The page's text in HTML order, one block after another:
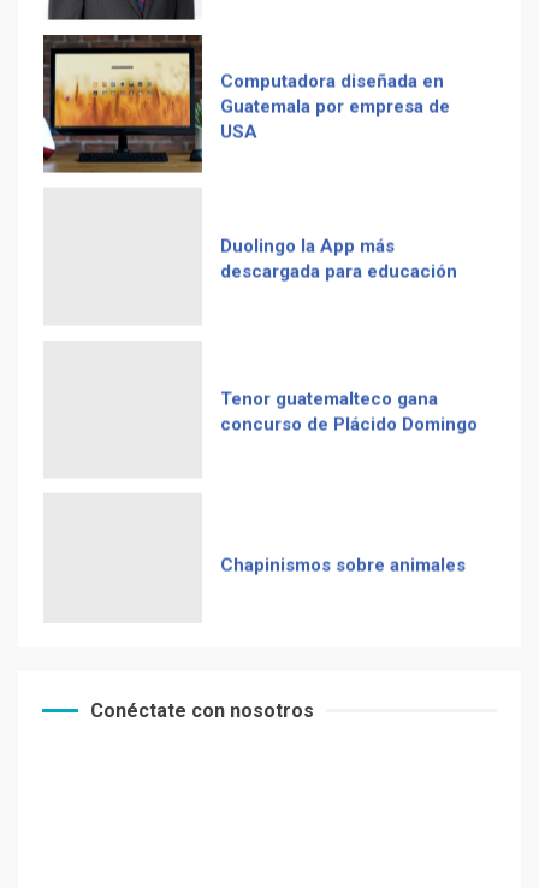
Computadora diseñada en
Guatemala por empresa de
USA
Duolingo la App más
descargada para educación
Tenor guatemalteco gana
concurso de Plácido Domingo
Chapinismos sobre animales
Guatemala
Conéctate con nosotros
Recetas del fiambre
guatemalteco
Adiós Cédula de Vecindad
La Multiplicación de las
Sonrisas
Receta De Las Longanizas